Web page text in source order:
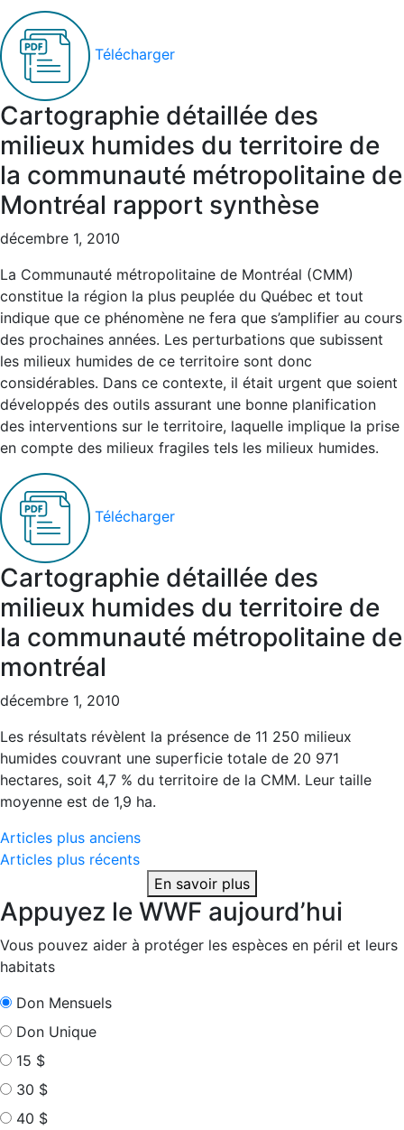
Télécharger
Cartographie détaillée des
milieux humides du territoire de
la communauté métropolitaine de
Montréal rapport synthèse
décembre 1, 2010
La Communauté métropolitaine de Montréal (CMM)
constitue la région la plus peuplée du Québec et tout
indique que ce phénomène ne fera que s’amplifier au cours
des prochaines années. Les perturbations que subissent
les milieux humides de ce territoire sont donc
considérables. Dans ce contexte, il était urgent que soient
développés des outils assurant une bonne planification
des interventions sur le territoire, laquelle implique la prise
en compte des milieux fragiles tels les milieux humides.
Télécharger
Cartographie détaillée des
milieux humides du territoire de
la communauté métropolitaine de
montréal
décembre 1, 2010
Les résultats révèlent la présence de 11 250 milieux
humides couvrant une superficie totale de 20 971
hectares, soit 4,7 % du territoire de la CMM. Leur taille
moyenne est de 1,9 ha.
Navigation
des
articles
Articles plus anciens
Articles plus récents
En savoir plus
Appuyez le WWF aujourd’hui
Vous pouvez aider à protéger les espèces en péril et leurs
habitats
Don Mensuels
Don Unique
15 $
30 $
40 $